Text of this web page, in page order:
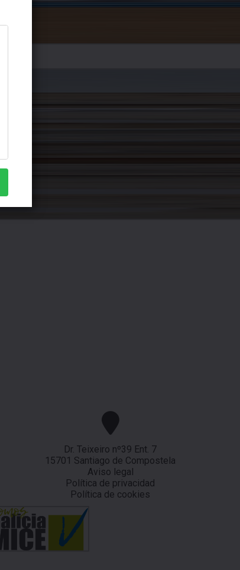
Dr. Teixeiro nº39 Ent. 7
15701 Santiago de Compostela
Aviso legal
Política de privacidad
Política de cookies